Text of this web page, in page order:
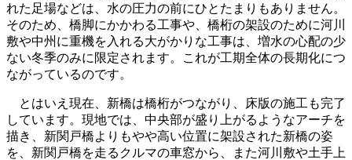
れた足場などは、水の圧力の前にひとたまりもありません。
そのため、橋脚にかかわる工事や、橋桁の架設のために河川
敷や中州に重機を入れる大がかりな工事は、増水の心配の少
ない冬季のみに限定されます。これが工期全体の長期化につ
ながっているのです。
とはいえ現在、新橋は橋桁がつながり、床版の施工も完了
しています。現地では、中央部が盛り上がるようなアーチを
描き、新関戸橋よりもやや高い位置に架設された新橋の姿
を、新関戸橋を走るクルマの車窓から、また河川敷や土手上